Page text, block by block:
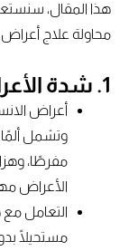
هذا المقال،
محاولة علاج أعراض
أعراض
وتشمل ألمًا
مفرطًا،
الأعراض
التعامل
مستحيلًا